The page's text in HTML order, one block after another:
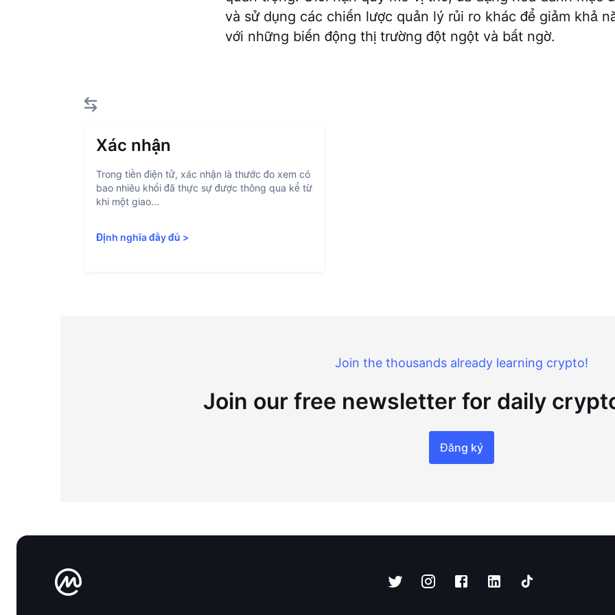
và sử dụng các chiến lược quản lý rủi ro khác để giảm khả
với những biến động thị trường đột ngột và bất ngờ.
Xác nhận
Trong tiền điện tử, xác nhận là thước đo xem có
bao nhiêu khối đã thực sự được thông qua kể từ
khi một giao...
Định nghĩa đầy đủ >
Join the thousands already learning crypto!
Join our free newsletter for daily
Đăng ký